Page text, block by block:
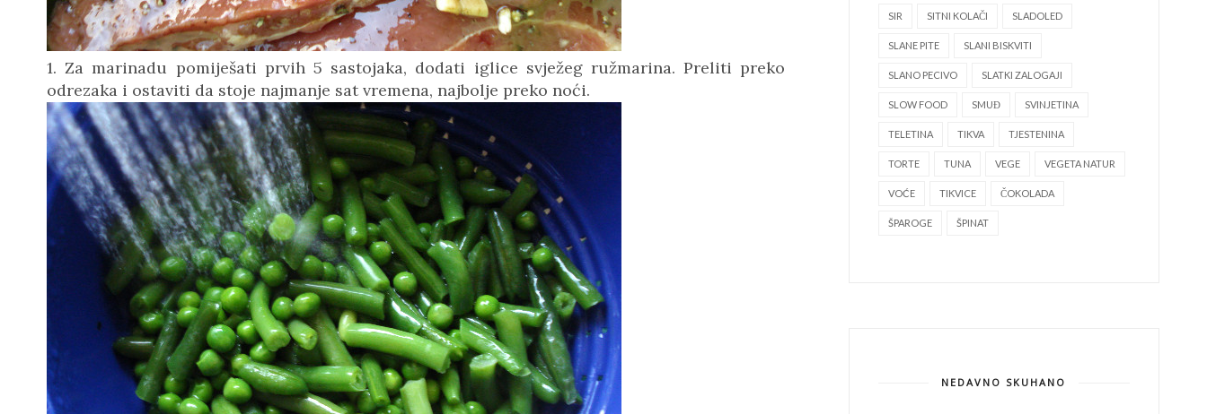
1. Za marinadu pomiješati prvih 5 sastojaka, dodati iglice svježeg ružmarina. Preliti preko
odrezaka i ostaviti da stoje najmanje sat vremena, najbolje preko noći.
SIR SITNI KOLAČI SLADOLED
SLANE PITE SLANI BISKVITI
SLANO PECIVO SLATKI ZALOGAJI
SLOW FOOD SMUĐ SVINJETINA
TELETINA TIKVA TJESTENINA
TORTE TUNA VEGE VEGETA NATUR
VOĆE TIKVICE ČOKOLADA
ŠPAROGE ŠPINAT
NEDAVNO SKUHANO